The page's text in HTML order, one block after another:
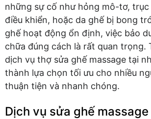
những sự cố như hỏng mô-tơ,
điều khiển, hoặc da ghế bị bong
ghế hoạt động ổn định, việc bảo
chữa đúng cách là rất quan trọng.
dịch vụ thợ sửa ghế massage tại
thành lựa chọn tối ưu cho nhiều
thuận tiện và nhanh chóng.
Dịch vụ sửa ghế